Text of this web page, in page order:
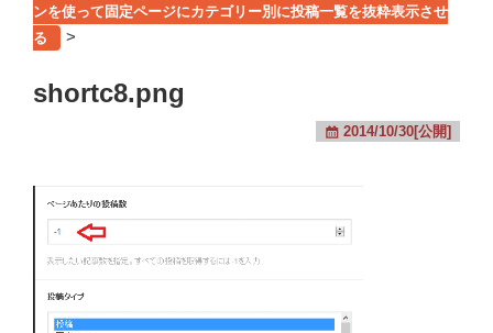
ンを使って固定ページにカテゴリー別に投稿一覧を抜粋表示させ
る
>
shortc8.png
2014/10/30[公開]